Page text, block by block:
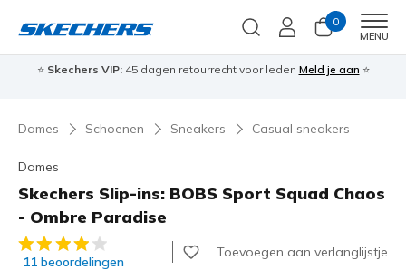
0
MENU
⭐ Skechers VIP:45 dagen retourrecht voor leden Meld je aan ⭐
Dames Schoenen Sneakers Casual sneakers
Dames
Skechers Slip-ins: BOBS Sport Squad Chaos
- Ombre Paradise
5 van de 5 klantbeoordelingen
11 beoordelingen
Toevoegen aan verlanglijstje